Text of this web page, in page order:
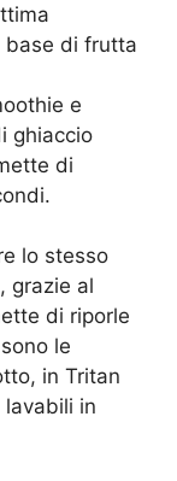
base di frutta
e
ghiaccio
di
lo stesso
grazie al
di riporle
le
in Tritan
in